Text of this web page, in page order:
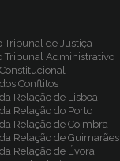
Tribunal de Justiça
Tribunal Administrativo
Conflitos
Relação de Lisboa
Relação do Porto
Relação de Coimbra
Relação de Guimarães
Relação de Évora